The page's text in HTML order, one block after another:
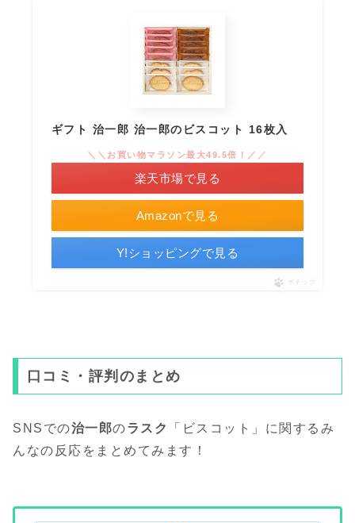
ギフト 治一郎 治一郎のビスコット 16枚入
Amazonで見る
＼＼お買い物マラソン最大49.5倍！／／
楽天市場で見る
Y!ショッピングで見る
ポチップ
口コミ・評判のまとめ
SNSでの治一郎のラスク
「ビスコット」に関するみ
んなの反応をまとめてみます！